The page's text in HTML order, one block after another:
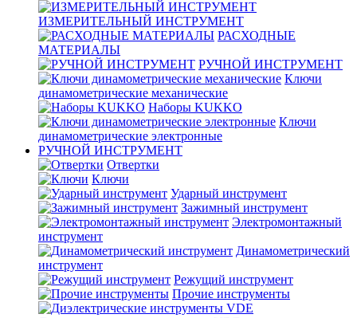
ИЗМЕРИТЕЛЬНЫЙ ИНСТРУМЕНТ
РАСХОДНЫЕ
МАТЕРИАЛЫ
РУЧНОЙ ИНСТРУМЕНТ
Ключи
динамометрические механические
Наборы KUKKO
Ключи
динамометрические электронные
РУЧНОЙ ИНСТРУМЕНТ
Отвертки
Ключи
Ударный инструмент
Зажимный инструмент
Электромонтажный
инструмент
Динамометрический
инструмент
Режущий инструмент
Прочие инструменты